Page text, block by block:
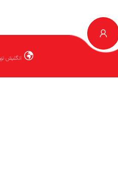
انگلیش توربو